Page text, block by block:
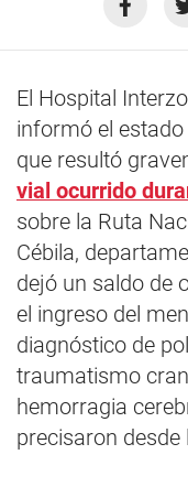
El Hospital
informó el
que resultó
vial ocurrido
sobre la Ruta
Cébila,
dejó un saldo de
el ingreso del
diagnóstico de
traumatismo
hemorragia
precisaron desde